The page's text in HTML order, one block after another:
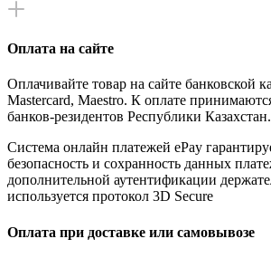
Оплата на сайте
Оплачивайте товар на сайте банковской
Mastercard, Maestro. К оплате
банков-резидентов Республики Казахстан.
Система онлайн платежей ePay
безопасность и сохранность данных
дополнительной аутентификации
используется протокол 3D Secure
Оплата при доставке или самовывозе